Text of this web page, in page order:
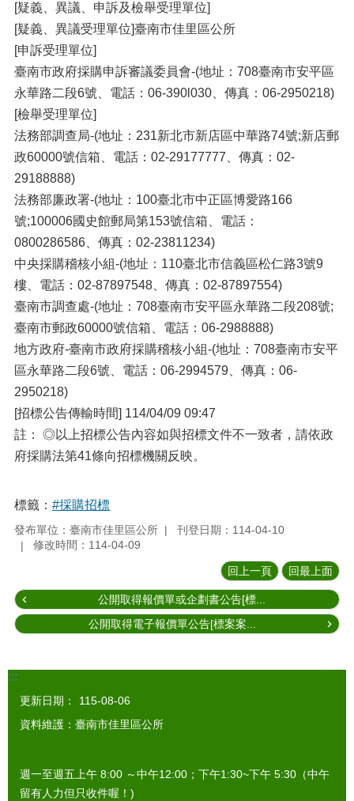
[疑義、異議、申訴及檢舉受理單位]
[疑義、異議受理單位]臺南市佳里區公所
[申訴受理單位]
臺南市政府採購申訴審議委員會-(地址：708臺南市安平區
永華路二段6號、電話：06-390l030、傳真：06-2950218)
[檢舉受理單位]
法務部調查局-(地址：231新北市新店區中華路74號;新店郵
政60000號信箱、電話：02-29177777、傳真：02-
29188888)
法務部廉政署-(地址：100臺北市中正區博愛路166
號;100006國史館郵局第153號信箱、電話：
0800286586、傳真：02-23811234)
中央採購稽核小組-(地址：110臺北市信義區松仁路3號9
樓、電話：02-87897548、傳真：02-87897554)
臺南市調查處-(地址：708臺南市安平區永華路二段208號;
臺南市郵政60000號信箱、電話：06-2988888)
地方政府-臺南市政府採購稽核小組-(地址：708臺南市安平
區永華路二段6號、電話：06-2994579、傳真：06-
2950218)
[招標公告傳輸時間] 114/04/09 09:47
註： ◎以上招標公告內容如與招標文件不一致者，請依政
府採購法第41條向招標機關反映。
標籤： #採購招標
發布單位：臺南市佳里區公所
刊登日期：114-04-10
修改時間：114-04-09
回上一頁 回最上面
公開取得報價單或企劃書公告[標...
公開取得電子報價單公告[標案案...
:::
更新日期：
115-08-06
資料維護：臺南市佳里區公所
週一至週五上午 8:00 ～中午12:00；下午1:30~下午 5:30（中午
留有人力但只收件喔！)